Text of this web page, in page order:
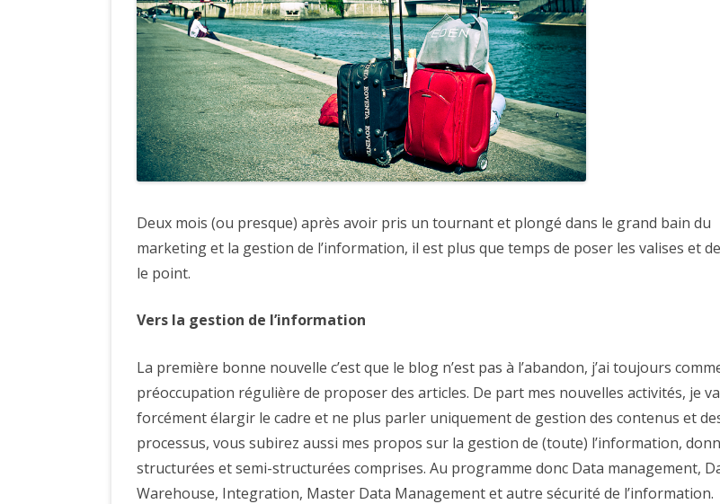
Deux mois (ou presque) après avoir pris un tournant et plongé dans le grand bain du
marketing et la gestion de l’information, il est plus que temps de poser les valises et
le point.
Vers la gestion de l’information
La première bonne nouvelle c’est que le blog n’est pas à l’abandon, j’ai toujours
préoccupation régulière de proposer des articles. De part mes nouvelles activités, je
forcément élargir le cadre et ne plus parler uniquement de gestion des contenus et
processus, vous subirez aussi mes propos sur la gestion de (toute) l’information,
structurées et semi-structurées comprises. Au programme donc Data management,
Warehouse, Integration, Master Data Management et autre sécurité de l’information.